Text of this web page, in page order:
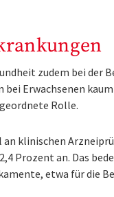
zudem bei der
Erwachsenen
Rolle.
klinischen
Prozent an. Das
etwa für die